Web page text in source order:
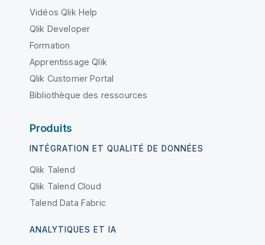
Vidéos Qlik Help
Qlik Developer
Formation
Apprentissage Qlik
Qlik Customer Portal
Bibliothèque des ressources
Produits
INTÉGRATION ET QUALITÉ DE DONNÉES
Qlik Talend
Qlik Talend Cloud
Talend Data Fabric
ANALYTIQUES ET IA